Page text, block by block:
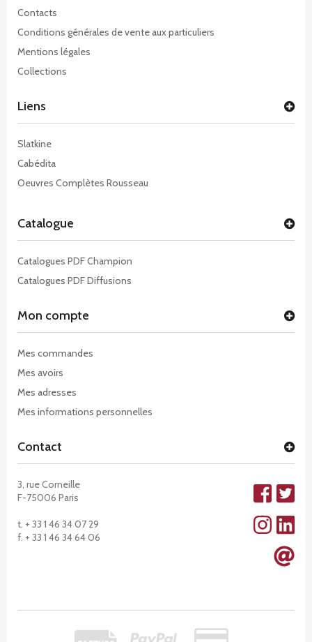
Contacts
Conditions générales de vente aux particuliers
Mentions légales
Collections
Liens
Slatkine
Cabédita
Oeuvres Complètes Rousseau
Catalogue
Catalogues PDF Champion
Catalogues PDF Diffusions
Mon compte
Mes commandes
Mes avoirs
Mes adresses
Mes informations personnelles
Contact
3, rue Corneille
F-75006 Paris
t. + 33 1 46 34 07 29
f. + 33 1 46 34 64 06